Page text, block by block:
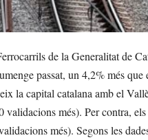
de la Generalitat de
passat, un 4,2% més
la capital catalana amb el
validacions més). Per contra,
més). Segons les